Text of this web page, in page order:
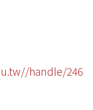
handle/246